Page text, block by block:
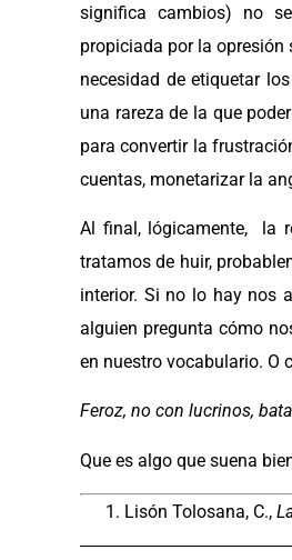
significa cambios) no
propiciada por la
necesidad de etiquetar
una rareza de la que
para convertir la
cuentas, monetarizar la
Al final, lógicamente, la
tratamos de huir,
interior. Si no lo hay nos
alguien pregunta cómo
en nuestro vocabulario. O
Feroz, no con lucrinos,
Que es algo que suena
Lisón Tolosana, C.,